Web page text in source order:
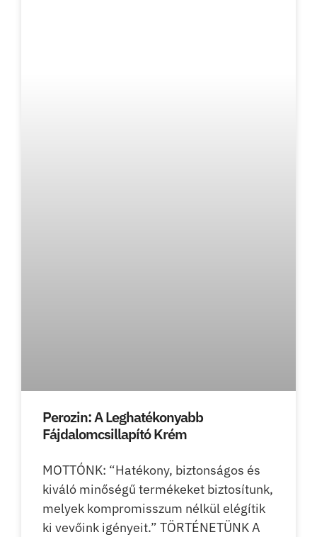
Perozin: A Leghatékonyabb
Fájdalomcsillapító Krém
MOTTÓNK: “Hatékony, biztonságos és
kiváló minőségű termékeket biztosítunk,
melyek kompromisszum nélkül elégítik
ki vevőink igényeit.” TÖRTÉNETÜNK A